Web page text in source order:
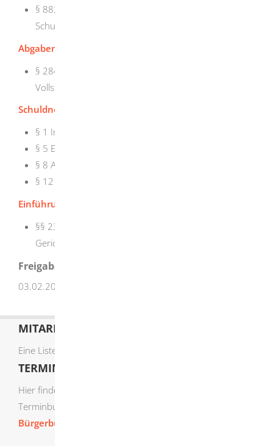
§ 882h Zuständigkeit; Ausgestaltung des
Schuldnerverzeichnisses
Abgabenordnung (AO)
§ 284 Vermögensauskunft des
Vollstreckungsschuldners
Schuldnerverzeichnisführungsverordnung (SchuFV)
§ 1 Inhalt des Schuldnerverzeichnisses
§ 5 Einsichtsberechtigung
§ 8 Abfragedatenübermittlung
§ 12 Rechtsweg
Einführung zum Gerichtverfassungsgesetz
§§ 23 ff. Einführungsgesetz zum
Gerichtverfassungsgesetz
Freigabevermerk
03.02.2026 Justizministerium Baden-Württemberg
MITARBEITERLISTE
Eine Liste der Mitarbeiter von A-Z finden Sie
TERMIN ONLINE BUCHEN
Hier finden Sie die verfügbaren Sachgebiete zur Online-
Terminbuchung:
Bürgerbüro Termine online buchen